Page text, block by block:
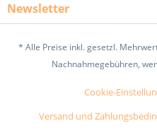
Newsletter
* Alle Preise inkl. gesetzl.
Nachnahmegebühren,
Cookie-
Versand und